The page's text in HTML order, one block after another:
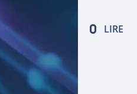
data-driven.
LIRE